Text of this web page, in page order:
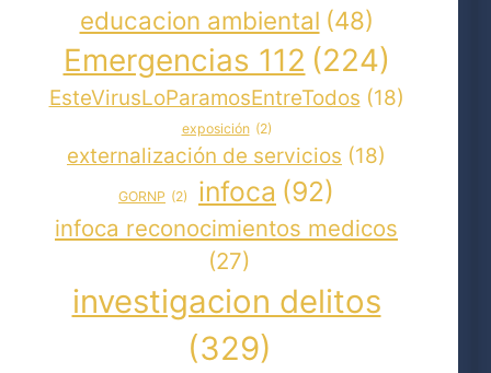
educacion ambiental (48)
Emergencias 112 (224)
EsteVirusLoParamosEntreTodos (18)
exposición (2)
externalización de servicios (18)
GORNP (2) infoca (92)
infoca reconocimientos medicos
(27)
investigacion delitos
(329)